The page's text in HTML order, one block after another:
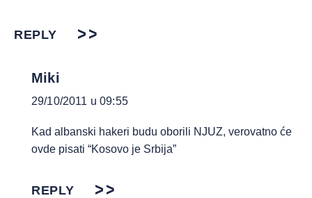
REPLY
Miki
29/10/2011 u 09:55
Kad albanski hakeri budu oborili NJUZ, verovatno će
ovde pisati “Kosovo je Srbija”
REPLY